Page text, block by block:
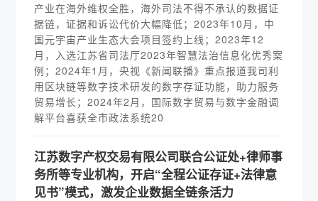
产业在海外维权全胜，海外司法不得不承认的数据证
据链，证据和诉讼代价大幅降低；2023年10月，中
国元宇宙产业生态大会项目签约上线；2023年12
月，入选江苏省司法厅2023年智慧法治信息化优秀案
例；2024年1月，央视《新闻联播》重点报道我司利
用区块链等数字技术研发的数字存证功能，助力服务
贸易增长；2024年2月，国际数字贸易与数字金融调
解平台喜获全市政法系统20
江苏数字产权交易有限公司联合公证处+律师事
务所等专业机构，开启“全程公证存证+法律意
见书”模式，激发企业数据全链条活力